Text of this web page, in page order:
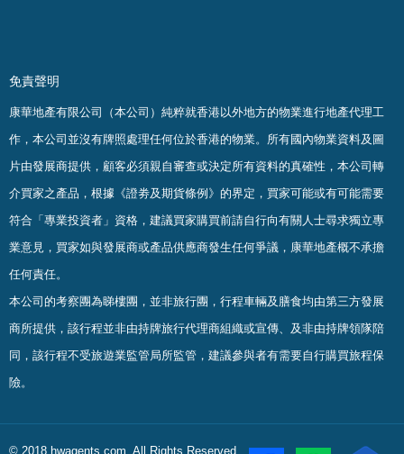
免責聲明
康華地產有限公司（本公司）純粹就香港以外地方的物業進行地產代理工
作，本公司並沒有牌照處理任何位於香港的物業。 所有國內物業資料及圖
片由發展商提供，顧客必須親自審查或決定所有資料的真確性 ， 本公司轉
介買家之產品，根據《證劵及期貨條例》的界定，買家可能或有可能需要
符合「專業投資者」資格，建議買家購買前請自行向有關人士尋求獨立專
業意見，買家如與發展商或產品供應商發生任何爭議，康華地產概不承擔
任何責任。
本公司的考察團為睇樓團，並非旅行團，行程車輛及膳食均由第三方發展
商所提供，該行程並非由持牌旅行代理商組織或宣傳、及非由持牌領隊陪
同，該行程不受旅遊業監管局所監管，建議參與者有需要自行購買旅程保
險。
© 2018 hwagents.com. All Rights Reserved.